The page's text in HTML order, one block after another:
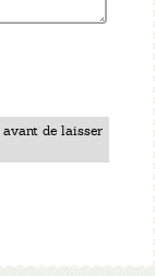
avant de laisser